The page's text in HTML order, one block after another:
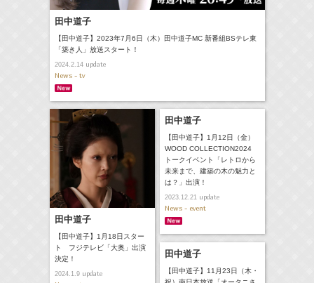
田中道子
【田中道子】2023年7月6日（木）田中道子MC 新番組BSテレ東
「築き人」放送スタート！
2024.2.14update
News - tv
田中道子
【田中道子】1月18日スター
ト フジテレビ「大奥」出演
決定！
2024.1.9update
田中道子
【田中道子】1月12日（金）
WOOD COLLECTION2024
トークイベント「レトロから
未来まで、建築の木の魅力と
は？」出演！
2023.12.21update
News - event
田中道子
【田中道子】11月23日（木・